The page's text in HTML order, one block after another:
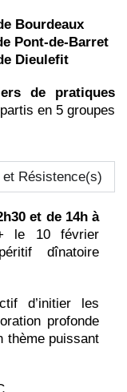
Bourdeaux
Pont-de-Barret
Dieulefit
de pratiques
en 5 groupes
Résistence(s)
et de 14h à
le 10 février
dînatoire
d’initier les
profonde
thème puissant